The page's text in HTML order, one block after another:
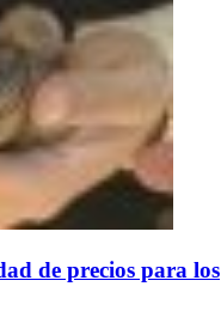
de precios para los